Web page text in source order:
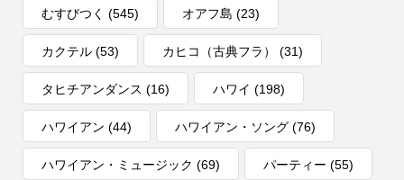
むすびつく (545) オアフ島 (23)
カクテル(53) カヒコ（古典フラ） (31)
タヒチアンダンス (16) ハワイ (198)
ハワイアン (44) ハワイアン・ソング(76)
ハワイアン・ミュージック (69) パーティー (55)